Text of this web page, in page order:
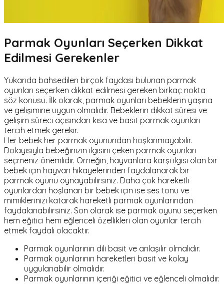
Parmak Oyunları Seçerken Dikkat
Edilmesi Gerekenler
Yukarıda bahsedilen birçok faydası bulunan parmak
oyunları seçerken dikkat edilmesi gereken birkaç nokta
söz konusu. İlk olarak, parmak oyunları bebeklerin yaşına
ve gelişimine uygun olmalıdır. Bebeklerin dikkat süresi ve
gelişim süreci açısından kısa ve basit parmak oyunları
tercih etmek gerekir.
Her bebek her parmak oyunundan hoşlanmayabilir.
Dolayısıyla bebeğinizin ilgisini çeken parmak oyunları
seçmeniz önemlidir. Örneğin, hayvanlara karşı ilgisi olan bir
bebek için hayvan hikayelerinden faydalanarak bir
parmak oyunu oynayabilirsiniz. Daha çok hareketli
oyunlardan hoşlanan bir bebek için ise ses tonu ve
mimiklerinizi katarak hareketli parmak oyunlarından
faydalanabilirsiniz. Son olarak ise parmak oyunu seçerken
hem eğitici hem eğlenceli özellikleri olan oyunlar tercih
etmek faydalı olacaktır.
Parmak oyunlarının dili basit ve anlaşılır olmalıdır.
Parmak oyunlarının hareketleri basit ve kolay
uygulanabilir olmalıdır.
Parmak oyunlarının içeriği eğitici ve eğlenceli olmalıdır.